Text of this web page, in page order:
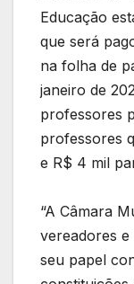
Educação
que será
na folha de
janeiro de
professores
professores
e R$ 4 mil
“A Câmara
vereadores
seu papel